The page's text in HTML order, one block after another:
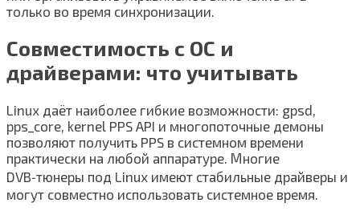
только во время синхронизации.
Совместимость с ОС и
драйверами: что учитывать
Linux даёт наиболее гибкие возможности: gpsd,
pps_core, kernel PPS API и многопоточные демоны
позволяют получить PPS в системном времени
практически на любой аппаратуре. Многие
DVB‑тюнеры под Linux имеют стабильные драйверы и
могут совместно использовать системное время.